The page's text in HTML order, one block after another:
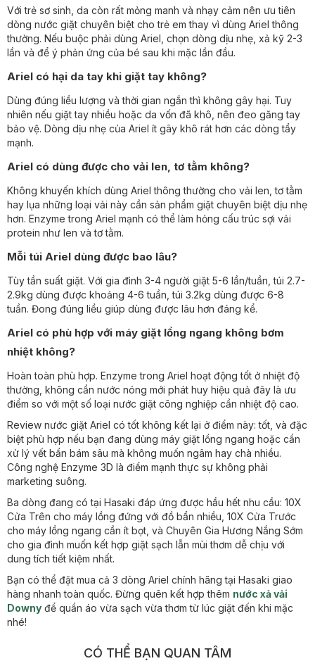
Với trẻ sơ sinh, da còn rất mỏng manh và nhạy cảm nên ưu tiên
dòng nước giặt chuyên biệt cho trẻ em thay vì dùng Ariel thông
thường. Nếu buộc phải dùng Ariel, chọn dòng dịu nhẹ, xả kỹ 2-3
lần và để ý phản ứng của bé sau khi mặc lần đầu.
Ariel có hại da tay khi giặt tay không?
Dùng đúng liều lượng và thời gian ngắn thì không gây hại. Tuy
nhiên nếu giặt tay nhiều hoặc da vốn đã khô, nên đeo găng tay
bảo vệ. Dòng dịu nhẹ của Ariel ít gây khô rát hơn các dòng tẩy
mạnh.
Ariel có dùng được cho vải len, tơ tằm không?
Không khuyến khích dùng Ariel thông thường cho vải len, tơ tằm
hay lụa những loại vải này cần sản phẩm giặt chuyên biệt dịu nhẹ
hơn. Enzyme trong Ariel mạnh có thể làm hỏng cấu trúc sợi vải
protein như len và tơ tằm.
Mỗi túi Ariel dùng được bao lâu?
Tùy tần suất giặt. Với gia đình 3-4 người giặt 5-6 lần/tuần, túi 2.7-
2.9kg dùng được khoảng 4-6 tuần, túi 3.2kg dùng được 6-8
tuần. Đong đúng liều giúp dùng được lâu hơn đáng kể.
Ariel có phù hợp với máy giặt lồng ngang không bơm
nhiệt không?
Hoàn toàn phù hợp. Enzyme trong Ariel hoạt động tốt ở nhiệt độ
thường, không cần nước nóng mới phát huy hiệu quả đây là ưu
điểm so với một số loại nước giặt công nghiệp cần nhiệt độ cao.
Review nước giặt Ariel có tốt không kết lại ở điểm này: tốt, và đặc
biệt phù hợp nếu bạn đang dùng máy giặt lồng ngang hoặc cần
xử lý vết bẩn bám sâu mà không muốn ngâm hay chà nhiều.
Công nghệ Enzyme 3D là điểm mạnh thực sự không phải
marketing suông.
Ba dòng đang có tại Hasaki đáp ứng được hầu hết nhu cầu: 10X
Cửa Trên cho máy lồng đứng với đồ bẩn nhiều, 10X Cửa Trước
cho máy lồng ngang cần ít bọt, và Chuyên Gia Hương Nắng Sớm
cho gia đình muốn kết hợp giặt sạch lẫn mùi thơm dễ chịu với
dung tích tiết kiệm nhất.
Bạn có thể đặt mua cả 3 dòng Ariel chính hãng tại Hasaki giao
hàng nhanh toàn quốc. Đừng quên kết hợp thêm nước xả vải
Downy để quần áo vừa sạch vừa thơm từ lúc giặt đến khi mặc
nhé!
CÓ THỂ BẠN QUAN TÂM